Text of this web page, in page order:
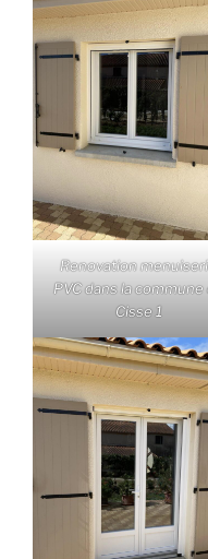
Renovation
PVC dans la commune
Cisse 1